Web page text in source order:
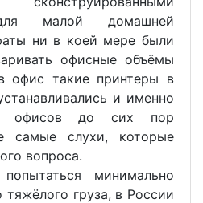
малой домашней
ни в коей мере были
офисные объёмы
офис такие принтеры в
и именно
офисов до сих пор
самые слухи, которые
вопроса.
минимально
тяжёлого груза, в России